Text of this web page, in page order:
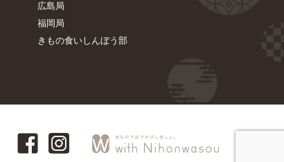
広島局
福岡局
きもの食いしんぼう部